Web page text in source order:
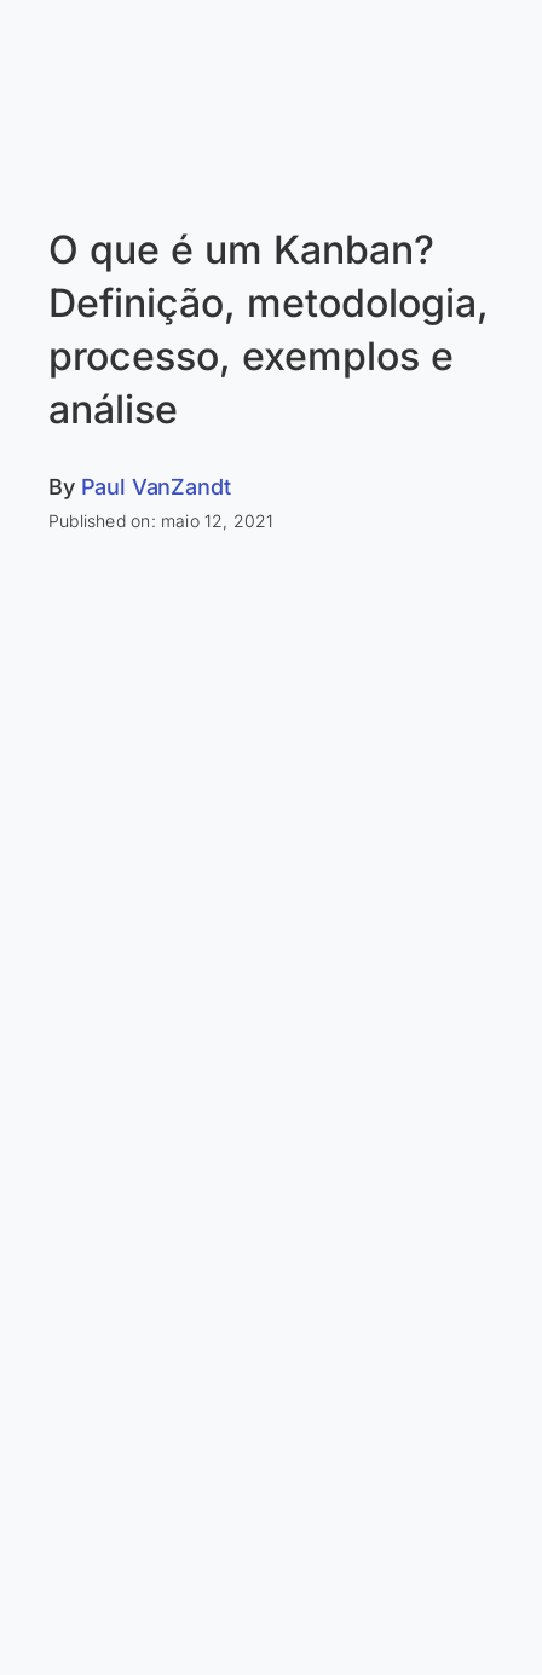
O que é um Kanban?
Definição, metodologia,
processo, exemplos e
análise
By Paul VanZandt
Published on: maio 12, 2021